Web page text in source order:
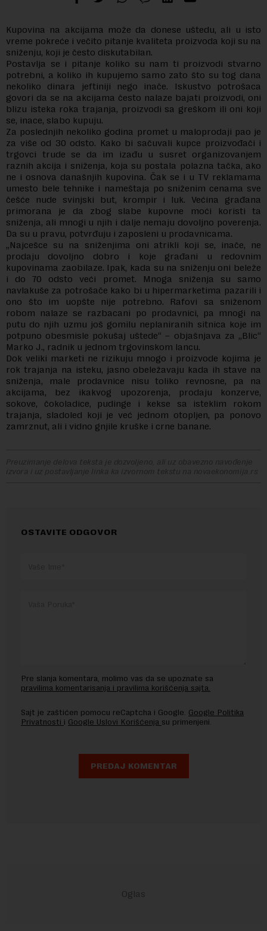
Kupovina na akcijama može da donese uštedu, ali u isto
vreme pokreće i večito pitanje kvaliteta proizvoda koji su na
sniženju, koji je često diskutabilan.
Postavlja se i pitanje koliko su nam ti proizvodi stvarno
potrebni, a koliko ih kupujemo samo zato što su tog dana
nekoliko dinara jeftiniji nego inače. Iskustvo potrošaca
govori da se na akcijama često nalaze bajati proizvodi, oni
blizu isteka roka trajanja, proizvodi sa greškom ili oni koji
se, inace, slabo kupuju.
Za poslednjih nekoliko godina promet u maloprodaji pao je
za više od 30 odsto. Kako bi sačuvali kupce proizvođači i
trgovci trude se da im izađu u susret organizovanjem
raznih akcija i sniženja, koja su postala polazna tačka, ako
ne i osnova današnjih kupovina. Čak se i u TV reklamama
umesto bele tehnike i nameštaja po sniženim cenama sve
češće nude svinjski but, krompir i luk. Većina građana
primorana je da zbog slabe kupovne moći koristi ta
sniženja, ali mnogi u njih i dalje nemaju dovoljno poverenja.
Da su u pravu, potvrđuju i zaposleni u prodavnicama.
„Najcešce su na sniženjima oni atrikli koji se, inače, ne
prodaju dovoljno dobro i koje građani u redovnim
kupovinama zaobilaze. Ipak, kada su na sniženju oni beleže
i do 70 odsto veći promet. Mnoga sniženja su samo
navlakuše za potrošače kako bi u hipermarketima pazarili i
ono što im uopšte nije potrebno. Rafovi sa sniženom
robom nalaze se razbacani po prodavnici, pa mnogi na
putu do njih uzmu još gomilu neplaniranih sitnica koje im
potpuno obesmisle pokušaj uštede“ – objašnjava za „Blic“
Marko J., radnik u jednom trgovinskom lancu.
Dok veliki marketi ne rizikuju mnogo i proizvode kojima je
rok trajanja na isteku, jasno obeležavaju kada ih stave na
sniženja, male prodavnice nisu toliko revnosne, pa na
akcijama, bez ikakvog upozorenja, prodaju konzerve,
sokove, čokoladice, pudinge i kekse sa isteklim rokom
trajanja, sladoled koji je već jednom otopljen, pa ponovo
zamrznut, ali i vidno gnjile kruške i crne banane.
Preuzimanje delova teksta je dozvoljeno, ali uz obavezno navođenje
izvora i uz postavljanje linka ka izvornom tekstu na novaekonomija.rs
OSTAVITE ODGOVOR
Pre slanja komentara, molimo vas da se upoznate sa
pravilima komentarisanja i pravilima korišćenja sajta.
Sajt je zaštićen pomocu reCaptcha i Google. Google Politika
Privatnosti i Google Uslovi Korišćenja su primenjeni.